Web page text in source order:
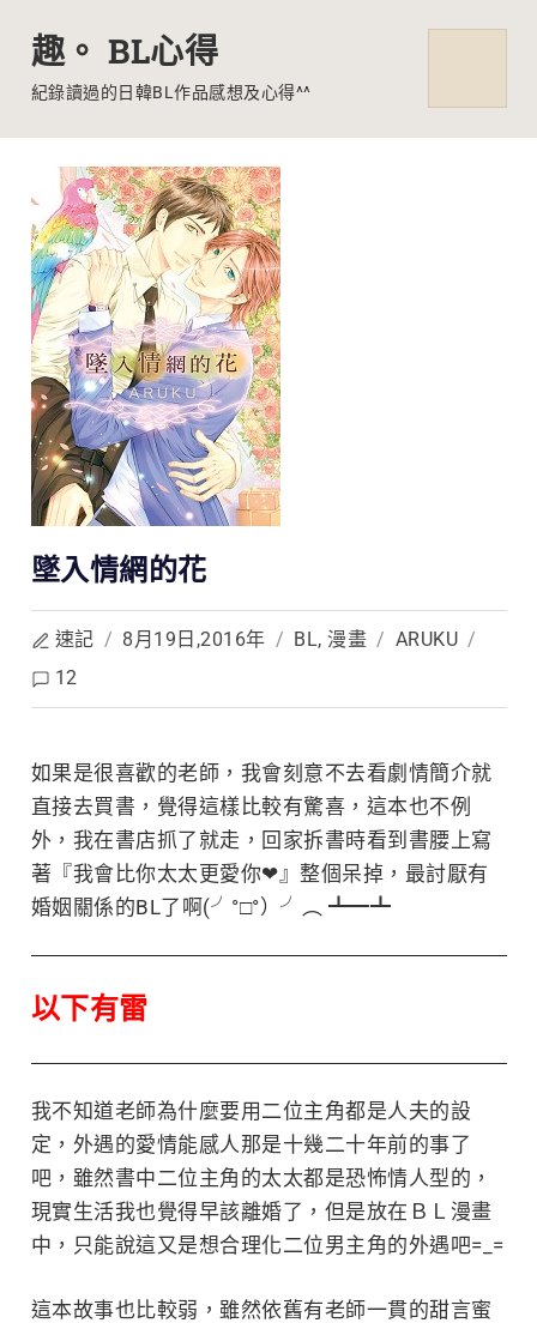
content
趣。 BL心得
紀錄讀過的日韓BL作品感想及心得^^
墜入情網的花
速記 / 8月19日,2016年 / BL, 漫畫 / ARUKU /
12
如果是很喜歡的老師，我會刻意不去看劇情簡介就
直接去買書，覺得這樣比較有驚喜 ，這本也不例
外，我在書店抓了就走，回家拆書時看到書腰上寫
著『我會比你太太更愛你❤』整個呆掉，最討厭有
婚姻關係的BL了啊(╯°□°）╯︵ ┻━┻
以下有雷
我不知道老師為什麼要用二位主角都是人夫的設
定，外遇的愛情能感人那是十幾二十年前的事了
吧，雖然書中二位主角的太太都是恐怖情人型的，
現實生活我也覺得早該離婚了，但是放在ＢＬ漫畫
中，只能說這又是想合理化二位男主角的外遇吧=_=
這本故事也比較弱，雖然依舊有老師一貫的甜言蜜